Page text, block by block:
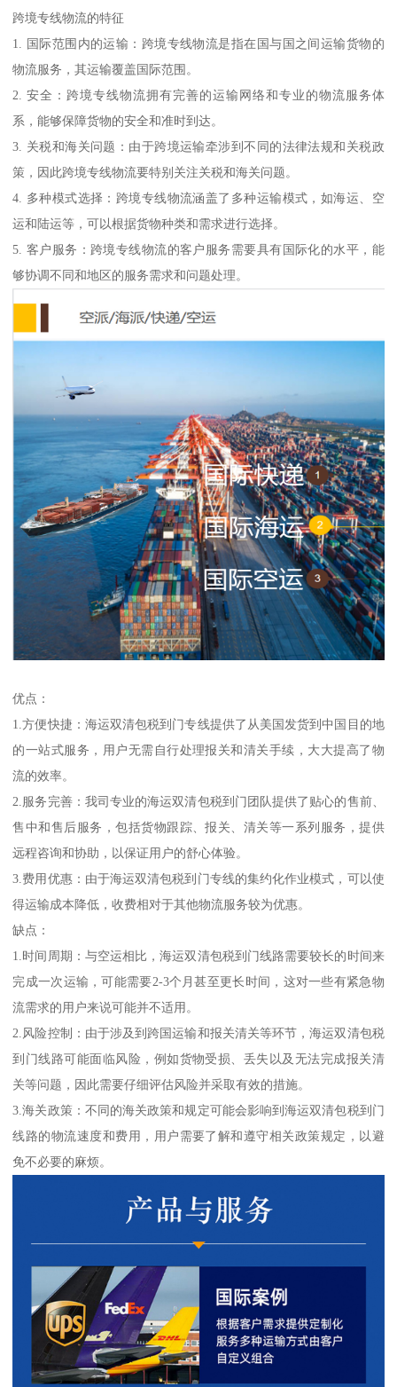
跨境专线物流的特征
1. 国际范围内的运输：跨境专线物流是指在国与国之间运输货物的
物流服务，其运输覆盖国际范围。
2. 安全：跨境专线物流拥有完善的运输网络和专业的物流服务体
系，能够保障货物的安全和准时到达。
3. 关税和海关问题：由于跨境运输牵涉到不同的法律法规和关税政
策，因此跨境专线物流要特别关注关税和海关问题。
4. 多种模式选择：跨境专线物流涵盖了多种运输模式，如海运、空
运和陆运等，可以根据货物种类和需求进行选择。
5. 客户服务：跨境专线物流的客户服务需要具有国际化的水平，能
够协调不同和地区的服务需求和问题处理。
优点：
1.方便快捷：海运双清包税到门专线提供了从美国发货到中国目的地
的一站式服务，用户无需自行处理报关和清关手续，大大提高了物
流的效率。
2.服务完善：我司专业的海运双清包税到门团队提供了贴心的售前、
售中和售后服务，包括货物跟踪、报关、清关等一系列服务，提供
远程咨询和协助，以保证用户的舒心体验。
3.费用优惠：由于海运双清包税到门专线的集约化作业模式，可以使
得运输成本降低，收费相对于其他物流服务较为优惠。
缺点：
1.时间周期：与空运相比，海运双清包税到门线路需要较长的时间来
完成一次运输，可能需要2-3个月甚至更长时间，这对一些有紧急物
流需求的用户来说可能并不适用。
2.风险控制：由于涉及到跨国运输和报关清关等环节，海运双清包税
到门线路可能面临风险，例如货物受损、丢失以及无法完成报关清
关等问题，因此需要仔细评估风险并采取有效的措施。
3.海关政策：不同的海关政策和规定可能会影响到海运双清包税到门
线路的物流速度和费用，用户需要了解和遵守相关政策规定，以避
免不必要的麻烦。